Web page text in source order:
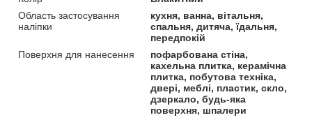
Область застосування
наліпки
кухня, ванна, вітальня,
спальня, дитяча, їдальня,
передпокій
Поверхня для нанесення
пофарбована стіна,
кахельна плитка, керамічна
плитка, побутова техніка,
двері, меблі, пластик, скло,
дзеркало, будь-яка
поверхня, шпалери